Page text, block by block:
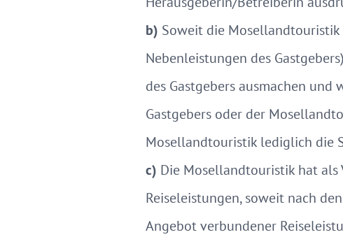
b) Soweit die
Nebenleistungen des
des Gastgebers ausmachen
Gastgebers oder der
Mosellandtouristik lediglich die
c) Die Mosellandtouristik hat
Reiseleistungen, soweit nach
Angebot verbundener